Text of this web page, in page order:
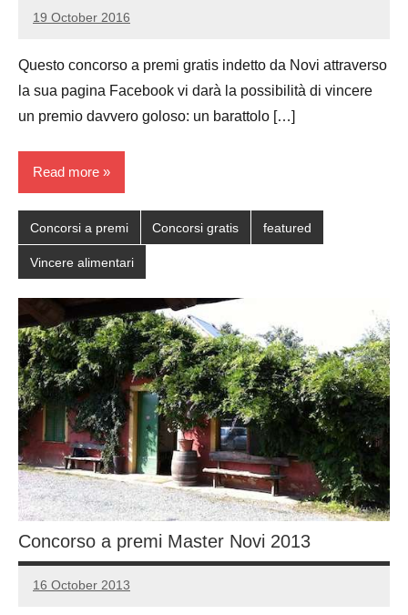
19 October 2016
Luca
No
Questo concorso a premi gratis indetto da Novi attraverso
la sua pagina Facebook vi darà la possibilità di vincere
un premio davvero goloso: un barattolo […]
Read more
Concorsi a premi Concorsi gratis featured
Vincere alimentari
Concorso a premi Master Novi 2013
16 October 2013
Luca
No